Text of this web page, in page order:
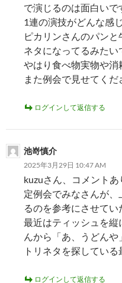
で演じるのは面白いで
1連の演技がどんな感
ピカリンさんのパン
ネタになってるみたい
やはり食べ物実物や消
また例会で見せてくだ
ログインして返信する
池嵜慎介
2025年3月29日 10:47 AM
kuzuさん、コメントあ
定例会でみなさんが
るのを参考にさせてい
最近はティッシュを縦
んから「あ、うどん
トリネタを探している
ログインして返信する